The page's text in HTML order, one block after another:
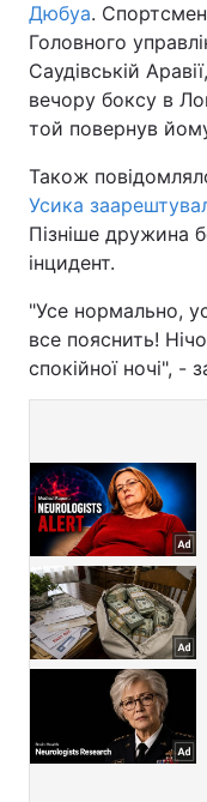
Дюбуа.
Головного
Саудівській
вечору боксу в
той повернув
Також
Усика
Пізніше дружина
інцидент.
"Усе нормально,
все пояснить!
спокійної ночі", -